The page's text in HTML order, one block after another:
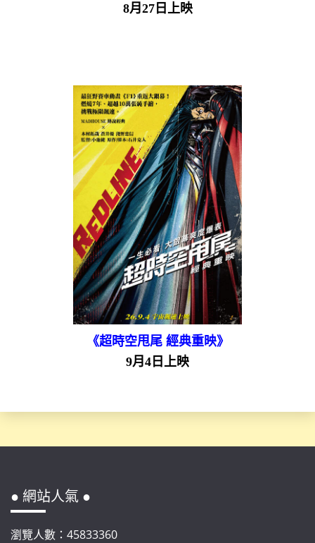
8月27日上映
《超時空甩尾 經典重映》
9月4日上映
● 網站人氣 ●
瀏覽人數：45833360